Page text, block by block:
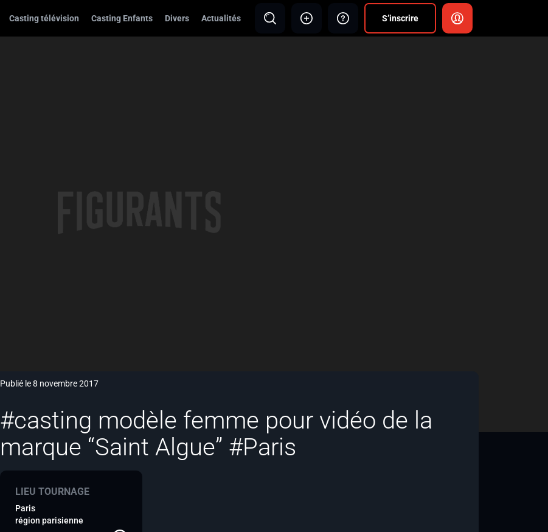
Casting télévision Casting Enfants Divers Actualités S’inscrire
Publié le 8 novembre 2017
#casting modèle femme pour vidéo de la
marque “Saint Algue” #Paris
LIEU TOURNAGE
Paris
région parisienne